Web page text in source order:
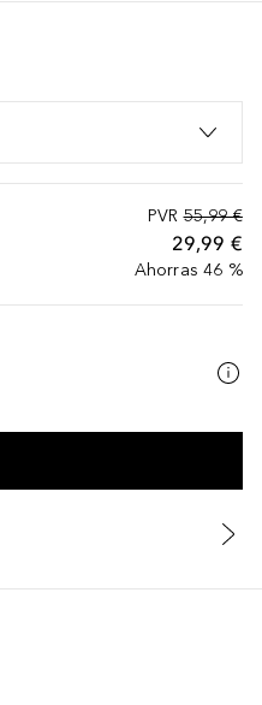
PVR 55,99 €
29,99 €
Ahorras 46 %